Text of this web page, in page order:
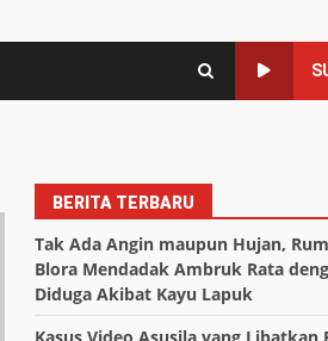
BERITA TERBARU
Tak Ada Angin maupun Hujan,
Blora Mendadak Ambruk Rata
Diduga Akibat Kayu Lapuk